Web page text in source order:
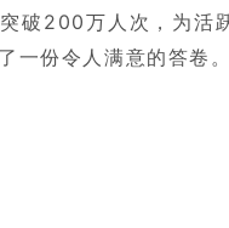
破200万人次，为活
一份令人满意的答卷。